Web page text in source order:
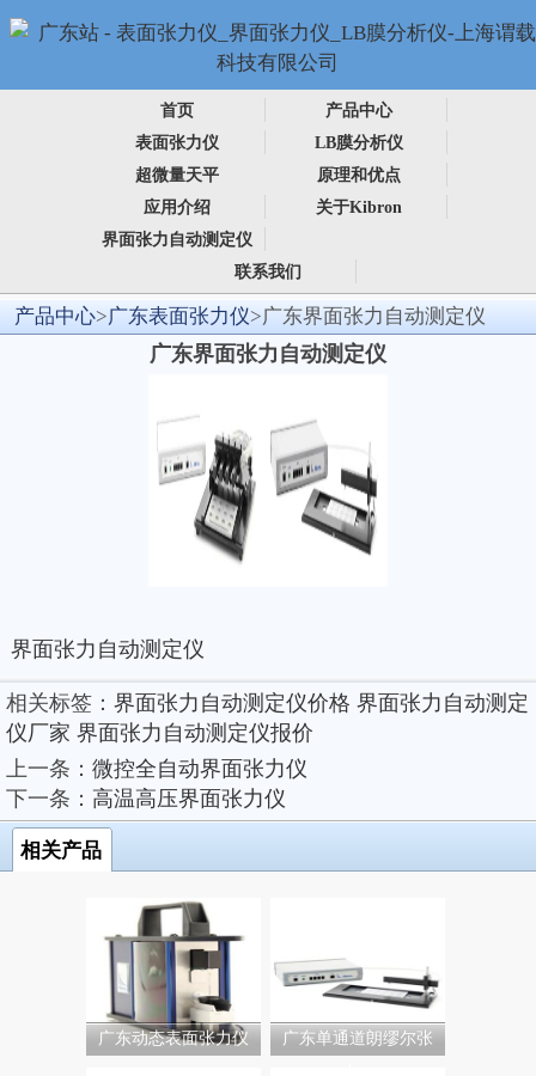
首页
产品中心
表面张力仪
LB膜分析仪
超微量天平
原理和优点
应用介绍
关于Kibron
界面张力自动测定仪
联系我们
产品中心>广东表面张力仪>广东界面张力自动测定仪
广东界面张力自动测定仪
界面张力自动测定仪
相关标签： 界面张力自动测定仪价格 界面张力自动测定
仪厂家 界面张力自动测定仪报价
上一条： 微控全自动界面张力仪
下一条： 高温高压界面张力仪
相关产品
广东动态表面张力仪
广东单通道朗缪尔张